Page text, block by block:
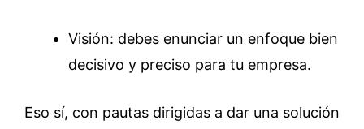
Visión: debes enunciar un enfoque bien
decisivo y preciso para tu empresa.
Eso sí, con pautas dirigidas a dar una solución